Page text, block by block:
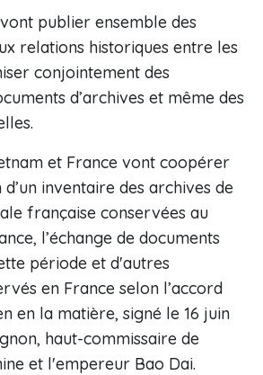
publier ensemble des
relations historiques entre les
conjointement des
d’archives et même des
et France vont coopérer
inventaire d​es archiv​es ​de
française conservées ​au
l’échange de​ documents
période et d'autres
en France selon l’accord
en la matière, signé le 16 juin
haut-commissaire de
et l'empereur Bao Dai​.